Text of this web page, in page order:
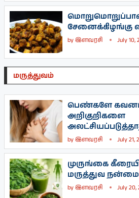
சேனைக்கிழங்கு
byஇளவரசி July 10,
மருத்துவம்
பெண்களே
அறிகுறிகளை
byஇளவரசி July 21,
முருங்கை
மருத்துவ
byஇளவரசி July 20,